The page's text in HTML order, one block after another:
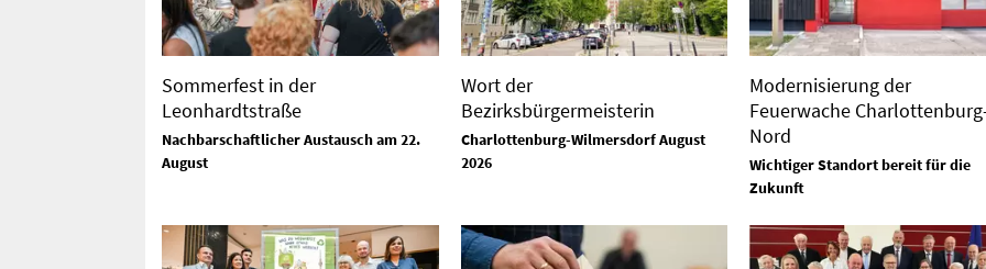
Sommerfest in der
Leonhardtstraße
Nachbarschaftlicher Austausch am 22.
August
Wort der
Bezirksbürgermeisterin
Charlottenburg-Wilmersdorf August
2026
Modernisierung der
Feuerwache
Nord
Wichtiger Standort bereit für die
Zukunft